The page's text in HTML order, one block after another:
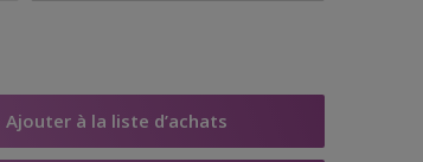
Ajouter à la liste d’achats